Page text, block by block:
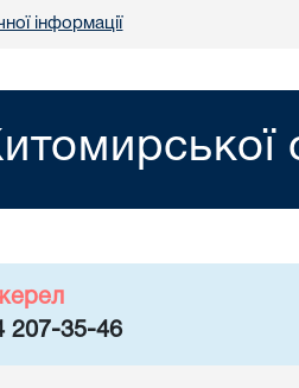
інформації
207-35-46